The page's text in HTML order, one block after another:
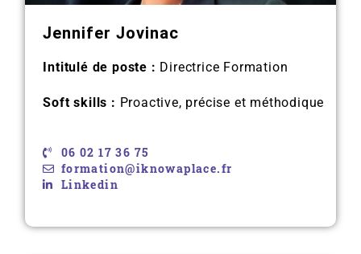
Jennifer Jovinac
Intitulé de poste : Directrice Formation
Soft skills : Proactive, précise et méthodique
06 02 17 36 75
formation@iknowaplace.fr
Linkedin